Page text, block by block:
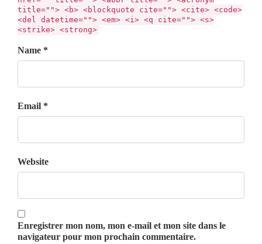
title=""> <b> <blockquote cite=""> <cite> <code>
<del datetime=""> <em> <i> <q cite=""> <s>
<strike> <strong>
Name *
Email *
Website
Enregistrer mon nom, mon e-mail et mon site dans le
navigateur pour mon prochain commentaire.